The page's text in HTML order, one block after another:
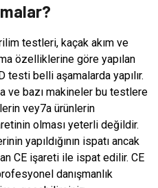
testleri, kaçak akım ve
özelliklerine göre yapılan
belli aşamalarda yapılır.
ve bazı makineler bu testlere
vey7a ürünlerin
olması yeterli değildir.
yapıldığının ispatı ancak
CE işareti ile ispat edilir. CE
danışmanlık